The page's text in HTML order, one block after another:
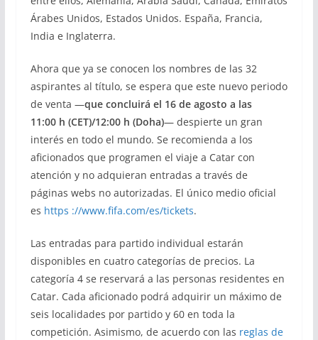
Árabes Unidos, Estados Unidos. España, Francia,
India e Inglaterra.
Ahora que ya se conocen los nombres de las 32
aspirantes al título, se espera que este nuevo periodo
de venta —que concluirá el 16 de agosto a las
11:00 h (CET)/12:00 h (Doha)— despierte un gran
interés en todo el mundo. Se recomienda a los
aficionados que programen el viaje a Catar con
atención y no adquieran entradas a través de
páginas webs no autorizadas. El único medio oficial
es https ://www.fifa.com/es/tickets.
Las entradas para partido individual estarán
disponibles en cuatro categorías de precios. La
categoría 4 se reservará a las personas residentes en
Catar. Cada aficionado podrá adquirir un máximo de
seis localidades por partido y 60 en toda la
competición. Asimismo, de acuerdo con las reglas de